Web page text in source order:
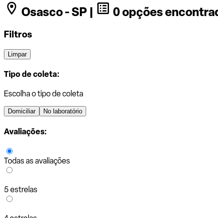
Osasco - SP | 0 opções
Filtros
Limpar
Tipo de coleta:
Escolha o tipo de coleta
Domiciliar No laboratório
Avaliações:
Todas as avaliações
5 estrelas